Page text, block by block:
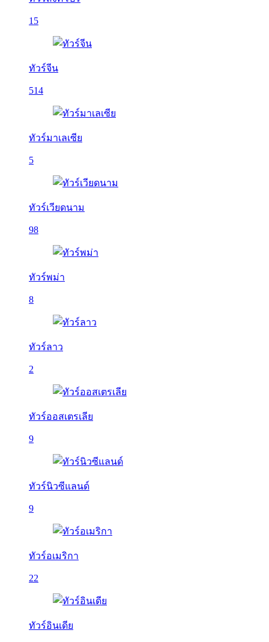
15
ทัวร์จีน
514
ทัวร์มาเลเซีย
5
ทัวร์เวียดนาม
98
ทัวร์พม่า
8
ทัวร์ลาว
2
ทัวร์ออสเตรเลีย
9
ทัวร์นิวซีแลนด์
9
ทัวร์อเมริกา
22
ทัวร์อินเดีย